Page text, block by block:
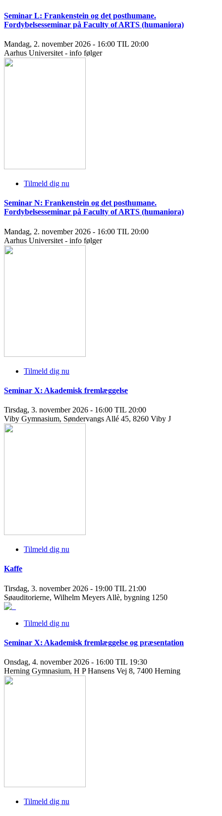
Seminar L: Frankenstein og det posthumane.
Fordybelsesseminar på Faculty of ARTS (humaniora)
Mandag, 2. november 2026 - 16:00 TIL 20:00
Aarhus Universitet - info følger
Tilmeld dig nu
Seminar N: Frankenstein og det posthumane.
Fordybelsesseminar på Faculty of ARTS (humaniora)
Mandag, 2. november 2026 - 16:00 TIL 20:00
Aarhus Universitet - info følger
Tilmeld dig nu
Seminar X: Akademisk fremlæggelse
Tirsdag, 3. november 2026 - 16:00 TIL 20:00
Viby Gymnasium, Søndervangs Allé 45, 8260 Viby J
Tilmeld dig nu
Kaffe
Tirsdag, 3. november 2026 - 19:00 TIL 21:00
Søauditorierne, Wilhelm Meyers Allè, bygning 1250
Tilmeld dig nu
Seminar X: Akademisk fremlæggelse og præsentation
Onsdag, 4. november 2026 - 16:00 TIL 19:30
Herning Gymnasium, H P Hansens Vej 8, 7400 Herning
Tilmeld dig nu